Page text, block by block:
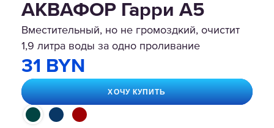
АКВАФОР Гарри А5
Вместительный, но не громоздкий, очистит
1,9 литра воды за одно проливание
31 BYN
ХОЧУ КУПИТЬ